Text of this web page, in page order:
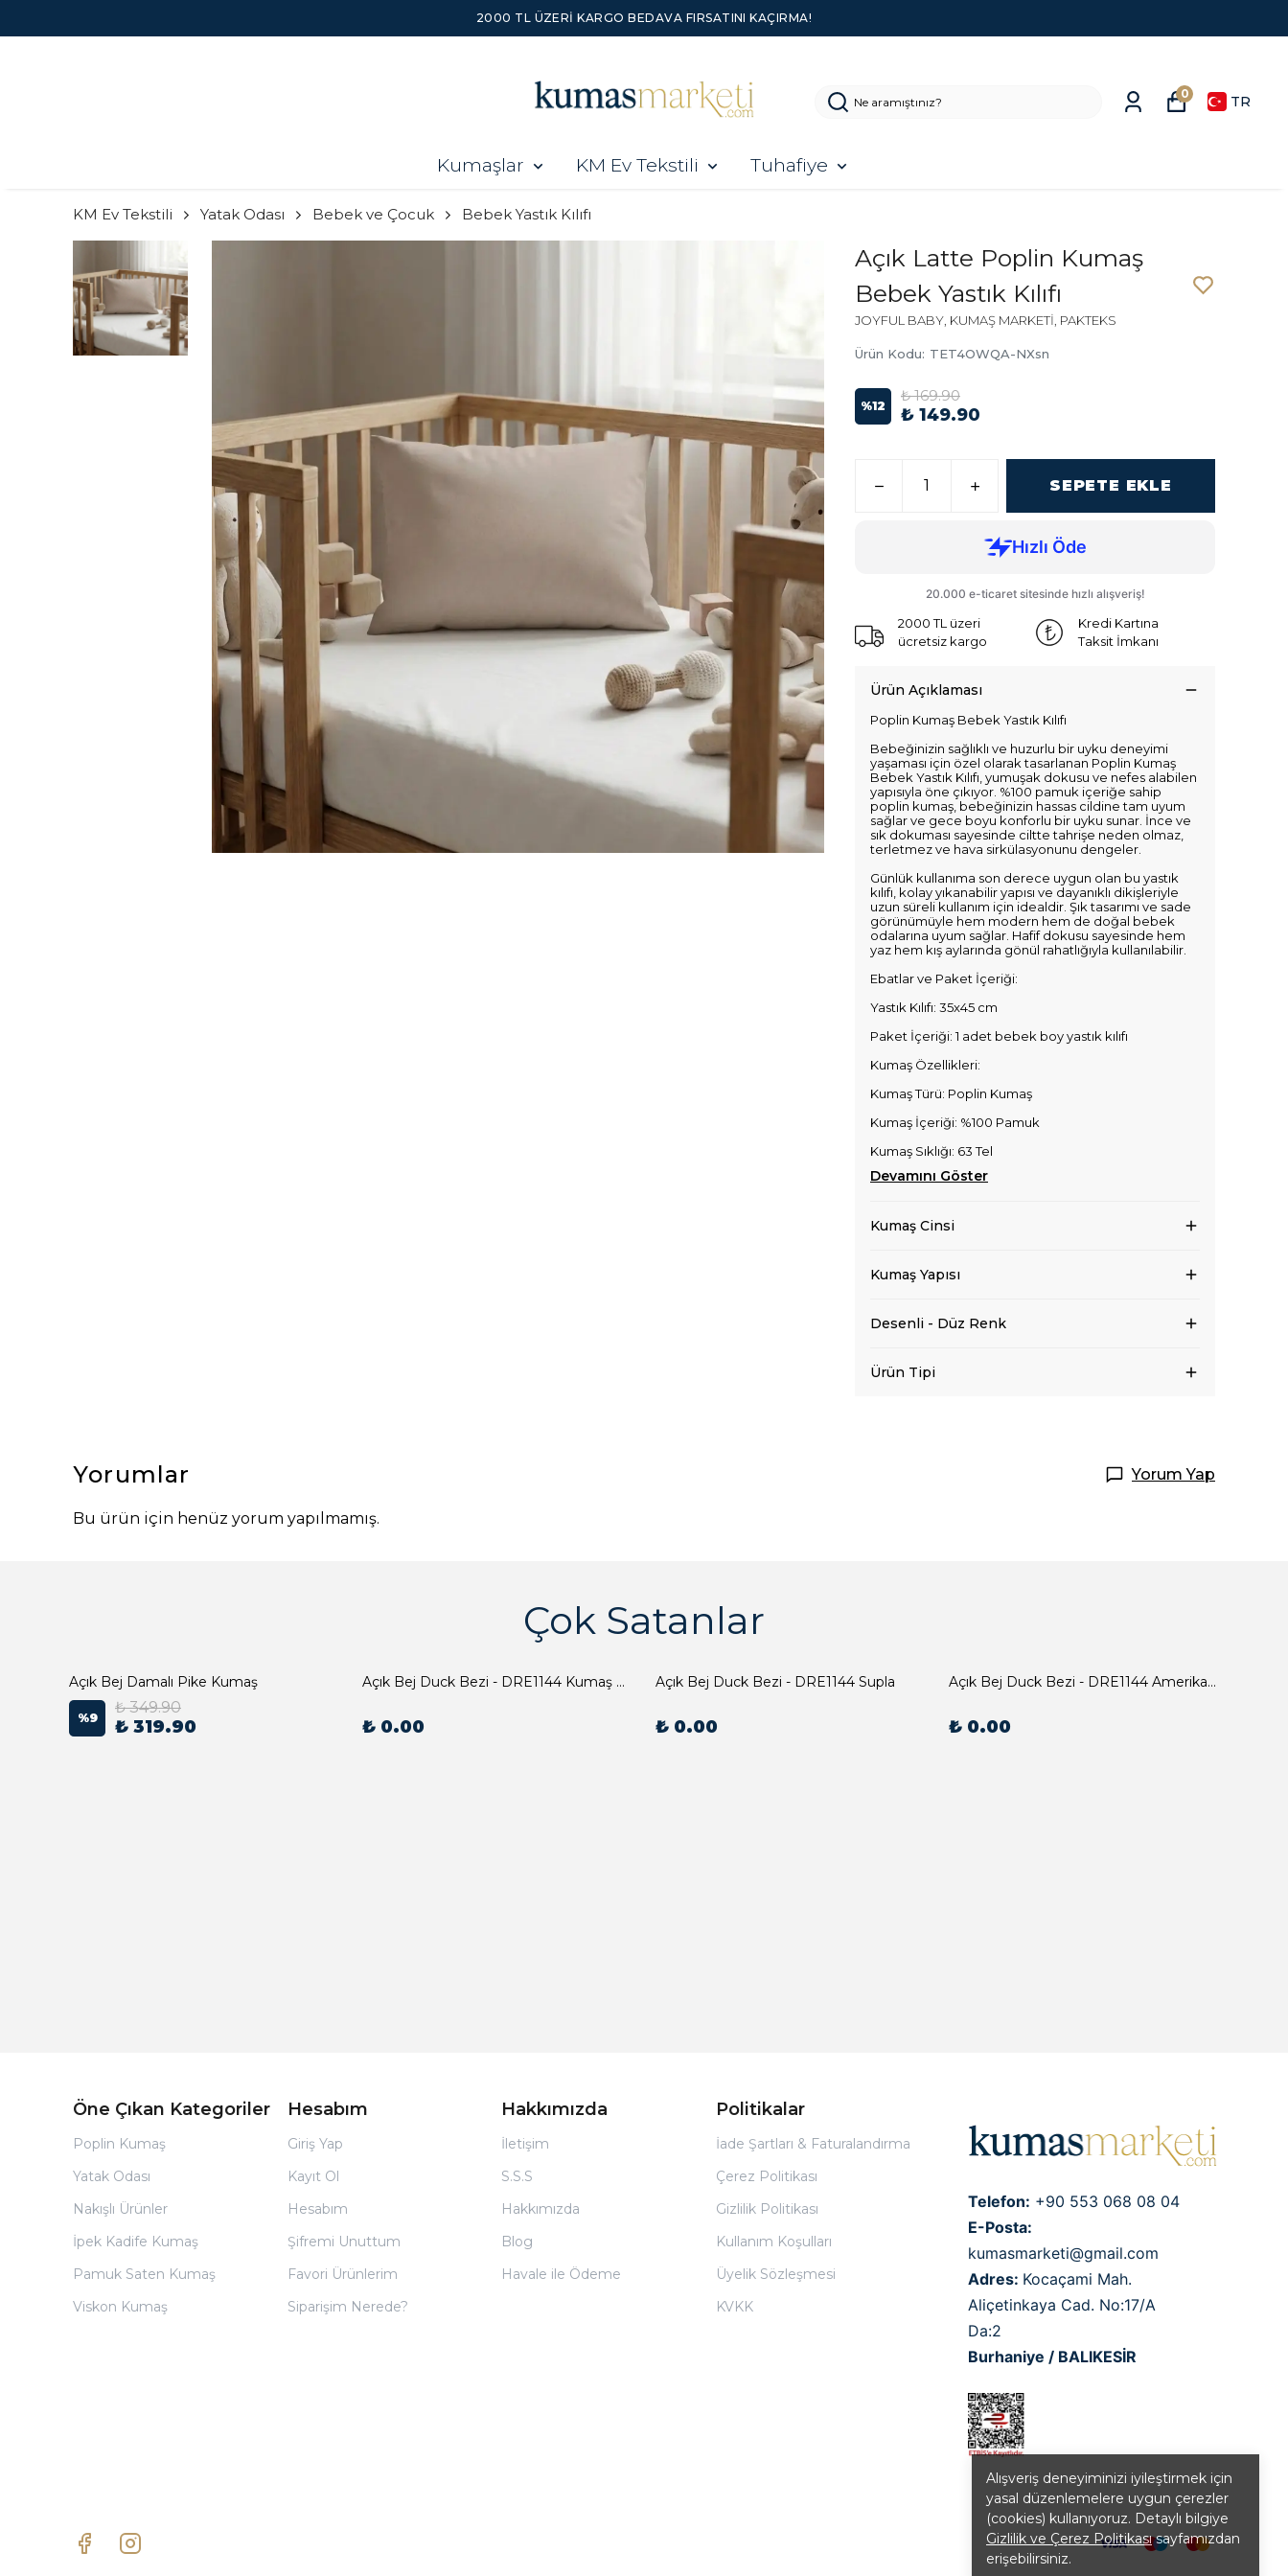
2000 TL ÜZERI KARGO BEDAVA FIRSATINI KAÇIRMA!
Kumaşlar KM Ev Tekstili Tuhafiye
0 TR
Alışveriş deneyiminizi iyileştirmek için
yasal düzenlemelere uygun çerezler
(cookies) kullanıyoruz. Detaylı bilgiye
Gizlilik ve Çerez Politikasısayfamızdan
erişebilirsiniz.
KM Ev Tekstili Yatak Odası Bebek ve Çocuk Bebek Yastık Kılıfı
Açık Latte Poplin Kumaş
Bebek Yastık Kılıfı
JOYFUL BABY, KUMAŞ MARKETİ, PAKTEKS
Ürün Kodu: TET4OWQA-NXsn
%12
₺ 169.90
₺ 149.90
SEPETE EKLE
2000 TL üzeri
ücretsiz kargo
Kredi Kartına
Taksit İmkanı
Ürün Açıklaması
Poplin Kumaş Bebek Yastık Kılıfı
Bebeğinizin sağlıklı ve huzurlu bir uyku deneyimi
yaşaması için özel olarak tasarlanan Poplin Kumaş
Bebek Yastık Kılıfı, yumuşak dokusu ve nefes alabilen
yapısıyla öne çıkıyor. %100 pamuk içeriğe sahip
poplin kumaş, bebeğinizin hassas cildine tam uyum
sağlar ve gece boyu konforlu bir uyku sunar. İnce ve
sık dokuması sayesinde ciltte tahrişe neden olmaz,
terletmez ve hava sirkülasyonunu dengeler.
Günlük kullanıma son derece uygun olan bu yastık
kılıfı, kolay yıkanabilir yapısı ve dayanıklı dikişleriyle
uzun süreli kullanım için idealdir. Şık tasarımı ve sade
görünümüyle hem modern hem de doğal bebek
odalarına uyum sağlar. Hafif dokusu sayesinde hem
yaz hem kış aylarında gönül rahatlığıyla kullanılabilir.
Ebatlar ve Paket İçeriği:
Yastık Kılıfı: 35x45 cm
Paket İçeriği: 1 adet bebek boy yastık kılıfı
Kumaş Özellikleri:
Kumaş Türü: Poplin Kumaş
Kumaş İçeriği: %100 Pamuk
Kumaş Sıklığı: 63 Tel
Devamını Göster
Kumaş Cinsi
Kumaş Yapısı
Desenli - Düz Renk
Ürün Tipi
Yorumlar Yorum Yap
Bu ürün için henüz yorum yapılmamış.
Çok Satanlar
Açık Bej Damalı Pike Kumaş
%9
₺ 349.90
₺ 319.90
Açık Bej Duck Bezi - DRE1144 Kumaş Peçete
₺ 0.00
Açık Bej Duck Bezi - DRE1144 Supla
₺ 0.00
Açık Bej Duck Bezi - DRE1144 Amerikan Servis
₺ 0.00
Öne Çıkan Kategoriler
Poplin Kumaş
Yatak Odası
Nakışlı Ürünler
İpek Kadife Kumaş
Pamuk Saten Kumaş
Viskon Kumaş
Hesabım
Giriş Yap
Kayıt Ol
Hesabım
Şifremi Unuttum
Favori Ürünlerim
Siparişim Nerede?
Hakkımızda
İletişim
S.S.S
Hakkımızda
Blog
Havale ile Ödeme
Politikalar
İade Şartları & Faturalandırma
Çerez Politikası
Gizlilik Politikası
Kullanım Koşulları
Üyelik Sözleşmesi
KVKK
Telefon: +90 553 068 08 04
E-Posta:
kumasmarketi@gmail.com
Adres: Kocaçami Mah.
Aliçetinkaya Cad. No:17/A
Da:2
Burhaniye / BALIKESİR